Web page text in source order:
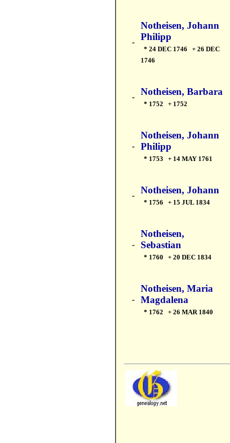
-
Notheisen, Johann
Philipp
* 24 DEC 1746 + 26 DEC
1746
- Notheisen, Barbara
* 1752 + 1752
-
Notheisen, Johann
Philipp
* 1753 + 14 MAY 1761
- Notheisen, Johann
* 1756 + 15 JUL 1834
-
Notheisen,
Sebastian
* 1760 + 20 DEC 1834
-
Notheisen, Maria
Magdalena
* 1762 + 26 MAR 1840